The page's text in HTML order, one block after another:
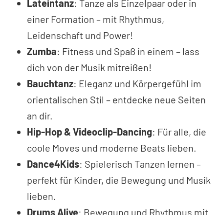
Lateintanz: Tanze als Einzelpaar oder in
einer Formation – mit Rhythmus,
Leidenschaft und Power!
Zumba: Fitness und Spaß in einem – lass
dich von der Musik mitreißen!
Bauchtanz: Eleganz und Körpergefühl im
orientalischen Stil – entdecke neue Seiten
an dir.
Hip-Hop & Videoclip-Dancing: Für alle, die
coole Moves und moderne Beats lieben.
Dance4Kids: Spielerisch Tanzen lernen –
perfekt für Kinder, die Bewegung und Musik
lieben.
Drums Alive: Bewegung und Rhythmus mit